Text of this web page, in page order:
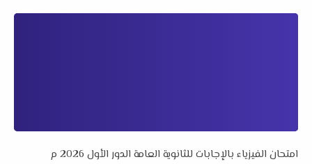
امتحان الفيزياء بالإجابات للثانوية العامة الدور الأول 2026 م